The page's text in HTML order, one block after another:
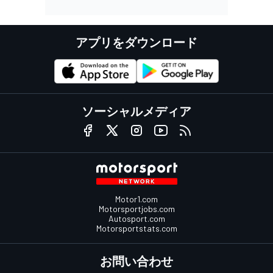
アプリをダウンロード
ソーシャルメディア
Motor1.com
Motorsportjobs.com
Autosport.com
Motorsportstats.com
お問い合わせ